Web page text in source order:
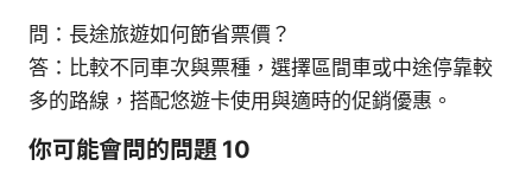
問：長途旅遊如何節省票價？
答：比較不同車次與票種，選擇區間車或中途停靠較
多的路線，搭配悠遊卡使用與適時的促銷優惠。
你可能會問的問題 10